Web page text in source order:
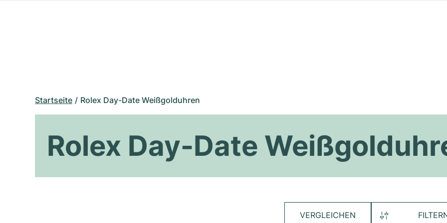
Startseite Rolex Day-Date Weißgolduhren
Rolex Day-Date
VERGLEICHEN